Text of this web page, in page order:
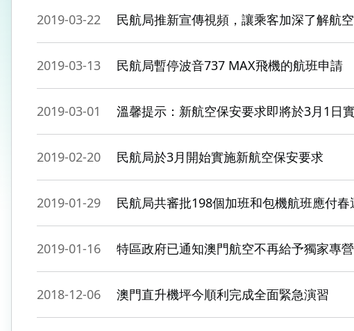
2019-03-22 民航局推新宣傳視頻，讓乘客加深了解航
2019-03-13 民航局暫停波音737 MAX飛機的航班申請
2019-03-01 溫馨提示：新航空保安要求即將於3月1日
2019-02-20 民航局於3月開始實施新航空保安要求
2019-01-29 民航局共審批198個加班和包機航班應付
2019-01-16 特區政府已通知澳門航空不再給予獨家專營
2018-12-06 澳門直升機坪今順利完成全面緊急演習